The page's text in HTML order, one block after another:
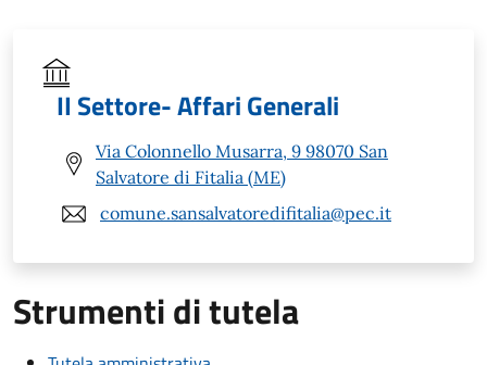
II Settore- Affari Generali
Via Colonnello Musarra, 9 98070 San
Salvatore di Fitalia (ME)
comune.sansalvatoredifitalia@pec.it
Strumenti di tutela